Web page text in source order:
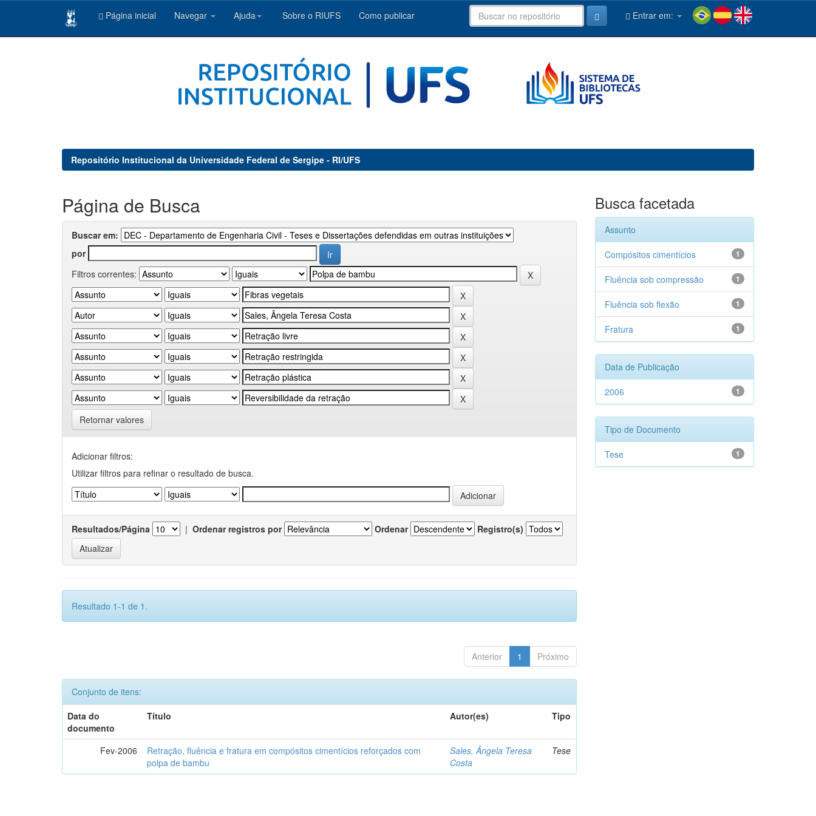
Página inicial Navegar Ajuda Sobre o RIUFS Como publicar Entrar em:
Repositório Institucional da Universidade Federal de Sergipe - RI/UFS
Página de Busca
Buscar em:
por
Filtros correntes:
Retornar valores
Adicionar filtros:
Utilizar filtros para refinar o resultado de busca.
Resultados/Página | Ordenar registros por Ordenar Registro(s)
Resultado 1-1 de 1.
Anterior 1 Próximo
Conjunto de itens:
Data do
documento
Título Autor(es) Tipo
Fev-2006
Retração, fluência e fratura em compósitos cimentícios reforçados com
polpa de bambu
Sales, Ângela Teresa
Costa
Tese
Busca facetada
Assunto
1
Compósitos cimentícios
1
Fluência sob compressão
1
Fluência sob flexão
1
Fratura
Data de Publicação
1
2006
Tipo de Documento
1
Tese